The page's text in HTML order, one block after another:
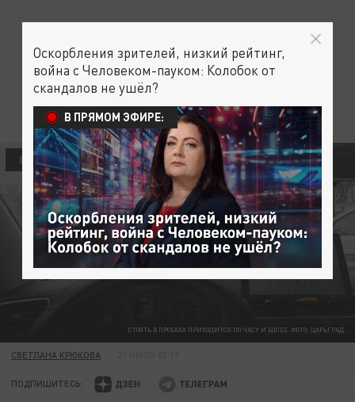
СТОЯТЬ В ПРОБКАХ ПРИХОДИТСЯ ПО ЧАСУ И БОЛЕЕ. ФОТО: ЦАРЬГРАД
ОБЩЕСТВО
СВЕТЛАНА КРЮКОВА
ПОДПИШИТЕСЬ:
Оскорбления зрителей, низкий рейтинг,
война с Человеком-пауком: Колобок от
скандалов не ушёл?
В ПРЯМОМ ЭФИРЕ: